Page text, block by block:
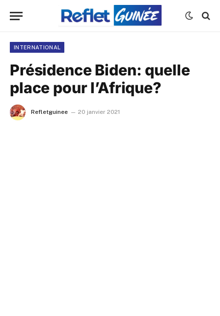
INTERNATIONAL
Présidence Biden: quelle
place pour l’Afrique?
Refletguinee 20 janvier 2021